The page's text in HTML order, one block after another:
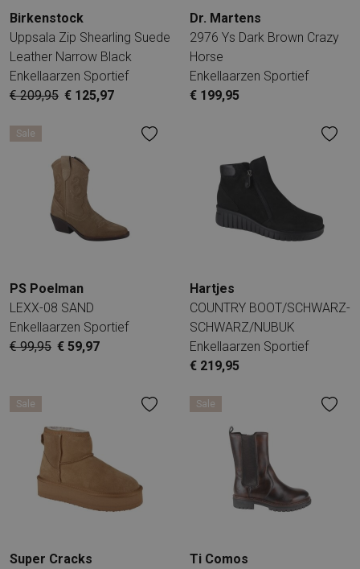
Birkenstock
Uppsala Zip Shearling Suede
Leather Narrow Black
Enkellaarzen Sportief
€ 209,95 € 125,97
Dr. Martens
2976 Ys Dark Brown Crazy
Horse
Enkellaarzen Sportief
€ 199,95
Sale
PS Poelman
LEXX-08 SAND
Enkellaarzen Sportief
€ 99,95 € 59,97
Hartjes
COUNTRY BOOT/SCHWARZ-
SCHWARZ/NUBUK
Enkellaarzen Sportief
€ 219,95
Sale
Super Cracks
Sale
Ti Comos